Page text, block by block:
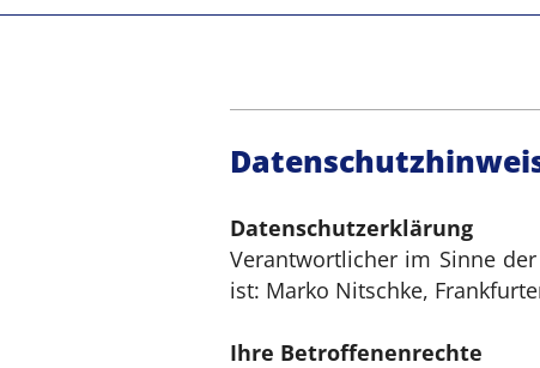
Datenschutzerklärung
Verantwortlicher im Sinne der
ist: Marko Nitschke,
Ihre Betroffenenrechte